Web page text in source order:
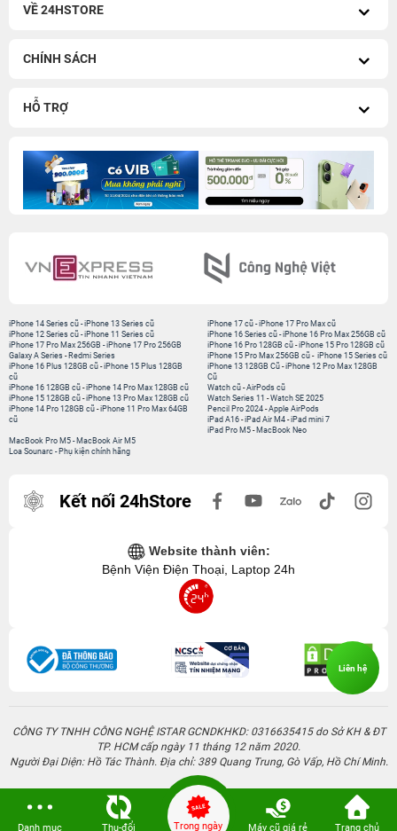
VỀ 24HSTORE
CHÍNH SÁCH
HỖ TRỢ
iPhone 14 Series cũ -iPhone 13 Series cũ
iPhone 12 Series cũ -iPhone 11 Series cũ
iPhone 17 Pro Max 256GB -iPhone 17 Pro 256GB
Galaxy A Series - Redmi Series
iPhone 17 cũ -iPhone 17 Pro Max cũ
iPhone 16 Series cũ - iPhone 16 Pro Max 256GB cũ
iPhone 16 Pro 128GB cũ -iPhone 15 Pro 128GB cũ
iPhone 15 Pro Max 256GB cũ - iPhone 15 Series cũ
iPhone 16 Plus 128GB cũ -iPhone 15 Plus 128GB
cũ
iPhone 16 128GB cũ -iPhone 14 Pro Max 128GB cũ
iPhone 15 128GB cũ -iPhone 13 Pro Max 128GB cũ
iPhone 14 Pro 128GB cũ -iPhone 11 Pro Max 64GB
cũ
iPhone 13 128GB Cũ -iPhone 12 Pro Max 128GB
Cũ
Watch cũ -AirPods cũ
Watch Series 11 -Watch SE 2025
Pencil Pro 2024 -Apple AirPods
iPad A16 -iPad Air M4 -iPad mini 7
iPad Pro M5 - MacBook Neo
MacBook Pro M5 - MacBook Air M5
Loa Sounarc - Phụ kiện chính hãng
Kết nối 24hStore
Website thành viên:
Bệnh Viện Điện Thoại, Laptop 24h
CÔNG TY TNHH CÔNG NGHỆ ISTAR GCNDKHKD: 0316635415 do Sở KH & ĐT
TP. HCM cấp ngày 11 tháng 12 năm 2020.
Người Đại Diện: Hồ Tác Thành. Địa chỉ: 389 Quang Trung, Gò Vấp, Hồ Chí Minh.
Danh mục Thu-đổi Trong ngày Máy cũ giá rẻ Trang chủ
Liên hệ